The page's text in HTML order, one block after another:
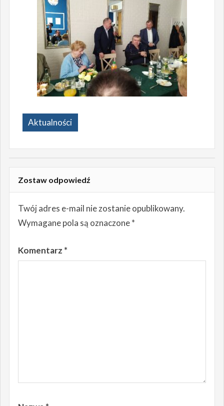
Aktualności
Zostaw odpowiedź
Twój adres e-mail nie zostanie opublikowany.
Wymagane pola są oznaczone*
Komentarz *